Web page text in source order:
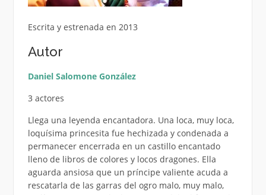
Escrita y estrenada en 2013
Autor
Daniel Salomone González
3 actores
Llega una leyenda encantadora. Una loca, muy loca,
loquísima princesita fue hechizada y condenada a
permanecer encerrada en un castillo encantado
lleno de libros de colores y locos dragones. Ella
aguarda ansiosa que un príncipe valiente acuda a
rescatarla de las garras del ogro malo, muy malo,